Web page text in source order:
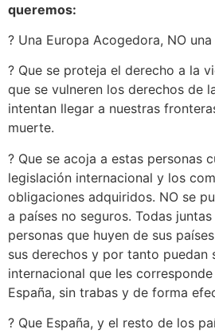
queremos:
? Una Europa Acogedora, NO
? Que se proteja el derecho a la
que se vulneren los derechos de
intentan llegar a nuestras
muerte.
? Que se acoja a estas personas
legislación internacional y los
obligaciones adquiridos. NO se
a países no seguros. Todas
personas que huyen de sus
sus derechos y por tanto
internacional que les
España, sin trabas y de forma
? Que España, y el resto de los